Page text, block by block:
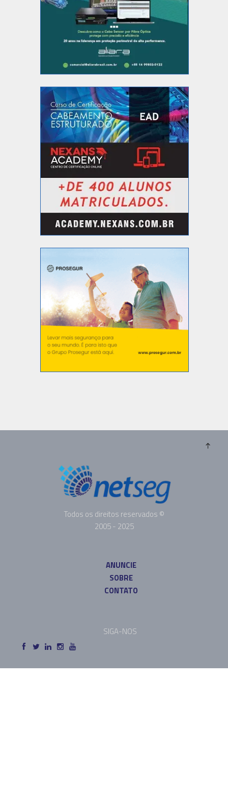
Todos os direitos reservados ©
2005 - 2025
ANUNCIE
SOBRE
CONTATO
SIGA-NOS